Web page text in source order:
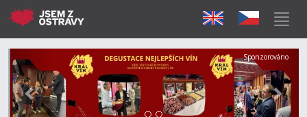
Předchozí Další
Sponzorováno